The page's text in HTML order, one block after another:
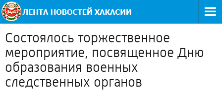
Состоялось торжественное
мероприятие, посвященное Дню
образования военных
следственных органов